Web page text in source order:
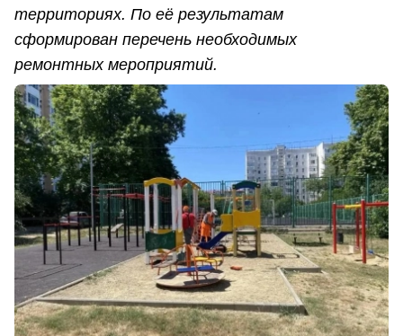
территориях. По её результатам
сформирован перечень необходимых
ремонтных мероприятий.